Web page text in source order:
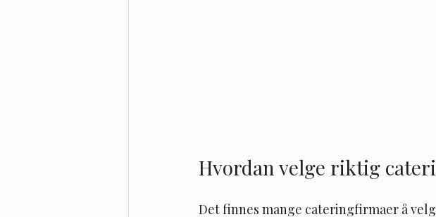
Hvordan velge riktig
Det finnes mange cateringfirmaer å